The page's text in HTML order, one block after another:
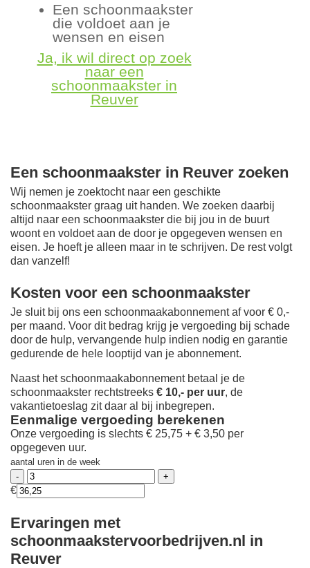
Een schoonmaakster
die voldoet aan je
wensen en eisen
Ja, ik wil direct op zoek
naar een
schoonmaakster in
Reuver
Een schoonmaakster in Reuver zoeken
Wij nemen je zoektocht naar een geschikte
schoonmaakster graag uit handen. We zoeken daarbij
altijd naar een schoonmaakster die bij jou in de buurt
woont en voldoet aan de door je opgegeven wensen en
eisen. Je hoeft je alleen maar in te schrijven. De rest volgt
dan vanzelf!
Kosten voor een schoonmaakster
Je sluit bij ons een schoonmaakabonnement af voor € 0,-
per maand. Voor dit bedrag krijg je vergoeding bij schade
door de hulp, vervangende hulp indien nodig en garantie
gedurende de hele looptijd van je abonnement.
Naast het schoonmaakabonnement betaal je de
schoonmaakster rechtstreeks € 10,- per uur, de
vakantietoeslag zit daar al bij inbegrepen.
Eenmalige vergoeding berekenen
Onze vergoeding is slechts € 25,75 + € 3,50 per
opgegeven uur.
aantal uren in de week
€
Ervaringen met
schoonmaakstervoorbedrijven.nl in
Reuver